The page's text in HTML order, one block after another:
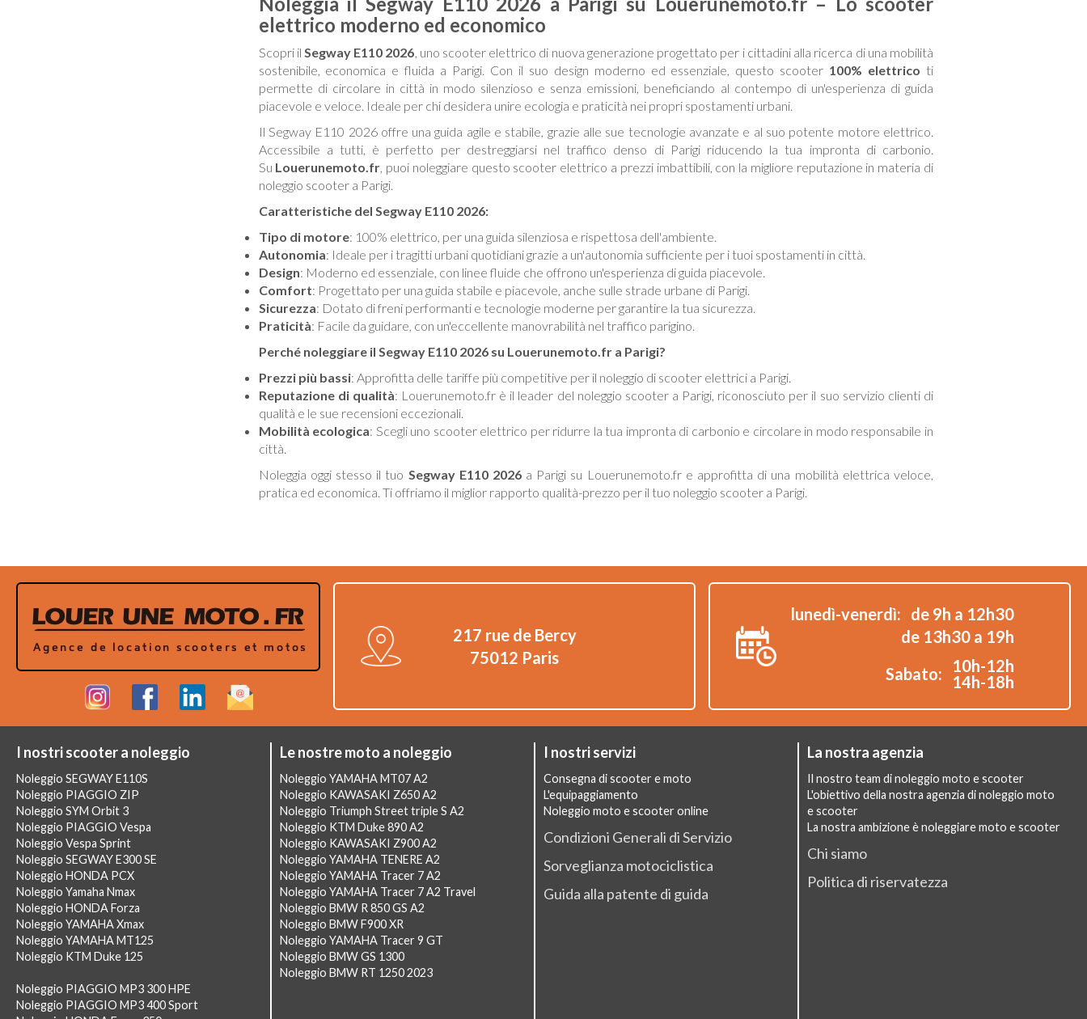
elettrico moderno ed economico
Scopri ilSegway E110 2026, uno scooter elettrico di nuova generazione progettato per i cittadini alla ricerca di una mobilità
sostenibile, economica e fluida a Parigi. Con il suo design moderno ed essenziale, questo scooter 100% elettrico ti
permette di circolare in città in modo silenzioso e senza emissioni, beneficiando al contempo di un'esperienza di guida
piacevole e veloce. Ideale per chi desidera unire ecologia e praticità nei propri spostamenti urbani.
Il Segway E110 2026 offre una guida agile e stabile, grazie alle sue tecnologie avanzate e al suo potente motore elettrico.
Accessibile a tutti, è perfetto per destreggiarsi nel traffico denso di Parigi riducendo la tua impronta di carbonio.
Su Louerunemoto.fr, puoi noleggiare questo scooter elettrico a prezzi imbattibili, con la migliore reputazione in materia di
noleggio scooter a Parigi.
Caratteristiche del Segway E110 2026:
Tipo di motore: 100% elettrico, per una guida silenziosa e rispettosa dell'ambiente.
Autonomia: Ideale per i tragitti urbani quotidiani grazie a un'autonomia sufficiente per i tuoi spostamenti in città.
Design: Moderno ed essenziale, con linee fluide che offrono un'esperienza di guida piacevole.
Comfort: Progettato per una guida stabile e piacevole, anche sulle strade urbane di Parigi.
Sicurezza: Dotato di freni performanti e tecnologie moderne per garantire la tua sicurezza.
Praticità: Facile da guidare, con un'eccellente manovrabilità nel traffico parigino.
Perché noleggiare il Segway E110 2026 su Louerunemoto.fr a Parigi?
Prezzi più bassi: Approfitta delle tariffe più competitive per il noleggio di scooter elettrici a Parigi.
Reputazione di qualità: Louerunemoto.fr è il leader del noleggio scooter a Parigi, riconosciuto per il suo servizio clienti di
qualità e le sue recensioni eccezionali.
Mobilità ecologica: Scegli uno scooter elettrico per ridurre la tua impronta di carbonio e circolare in modo responsabile in
città.
Noleggia oggi stesso il tuo Segway E110 2026a Parigi su Louerunemoto.fr e approfitta di una mobilità elettrica veloce,
pratica ed economica. Ti offriamo il miglior rapporto qualità-prezzo per il tuo noleggio scooter a Parigi.
217 rue de Bercy
75012 Paris
lunedì-venerdì: de 9h a 12h30
de 13h30 a 19h
Sabato:
10h-12h
14h-18h
I nostri scooter a noleggio
Noleggio SEGWAY E110S
Noleggio PIAGGIO ZIP
Noleggio SYM Orbit 3
Noleggio PIAGGIO Vespa
Noleggio Vespa Sprint
Noleggio SEGWAY E300 SE
Noleggio HONDA PCX
Noleggio Yamaha Nmax
Noleggio HONDA Forza
Noleggio YAMAHA Xmax
Noleggio YAMAHA MT125
Noleggio KTM Duke 125
Noleggio PIAGGIO MP3 300 HPE
Noleggio PIAGGIO MP3 400 Sport
Le nostre moto a noleggio
Noleggio YAMAHA MT07 A2
Noleggio KAWASAKI Z650 A2
Noleggio Triumph Street triple S A2
Noleggio KTM Duke 890 A2
Noleggio KAWASAKI Z900 A2
Noleggio YAMAHA TENERE A2
Noleggio YAMAHA Tracer 7 A2
Noleggio YAMAHA Tracer 7 A2 Travel
Noleggio BMW R 850 GS A2
Noleggio BMW F900 XR
Noleggio YAMAHA Tracer 9 GT
Noleggio BMW GS 1300
Noleggio BMW RT 1250 2023
I nostri servizi
Consegna di scooter e moto
L'equipaggiamento
Noleggio moto e scooter online
Condizioni Generali di Servizio
Sorveglianza motociclistica
Guida alla patente di guida
La nostra agenzia
Il nostro team di noleggio moto e scooter
L'obiettivo della nostra agenzia di noleggio moto
e scooter
La nostra ambizione è noleggiare moto e scooter
Chi siamo
Politica di riservatezza